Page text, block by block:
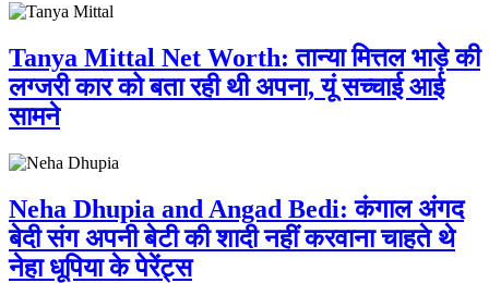
Tanya Mittal Net Worth: तान्या मित्तल भाड़े की
लग्जरी कार को बता रही थी अपना, यूं सच्चाई आई
सामने
Neha Dhupia and Angad Bedi: कंगाल अंगद
बेदी संग अपनी बेटी की शादी नहीं करवाना चाहते थे
नेहा धूपिया के पेरेंट्स